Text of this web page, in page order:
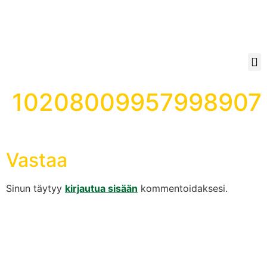
10208009957998907
Vastaa
Sinun täytyy kirjautua sisään kommentoidaksesi.